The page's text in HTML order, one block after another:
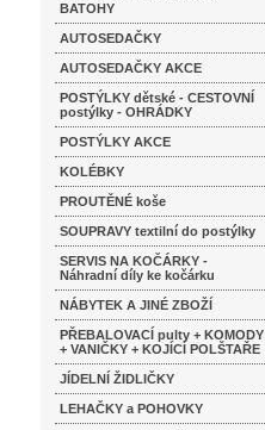
BATOHY
AUTOSEDAČKY
AUTOSEDAČKY AKCE
POSTÝLKY dětské - CESTOVNÍ
postýlky - OHRÁDKY
POSTÝLKY AKCE
KOLÉBKY
PROUTĚNÉ koše
SOUPRAVY textilní do postýlky
SERVIS NA KOČÁRKY -
Náhradní díly ke kočárku
NÁBYTEK A JINÉ ZBOŽÍ
PŘEBALOVACÍ pulty + KOMODY
+ VANIČKY + KOJÍCÍ POLŠTAŘE
JÍDELNÍ ŽIDLIČKY
LEHAČKY a POHOVKY